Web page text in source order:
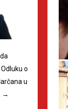
o
u
→